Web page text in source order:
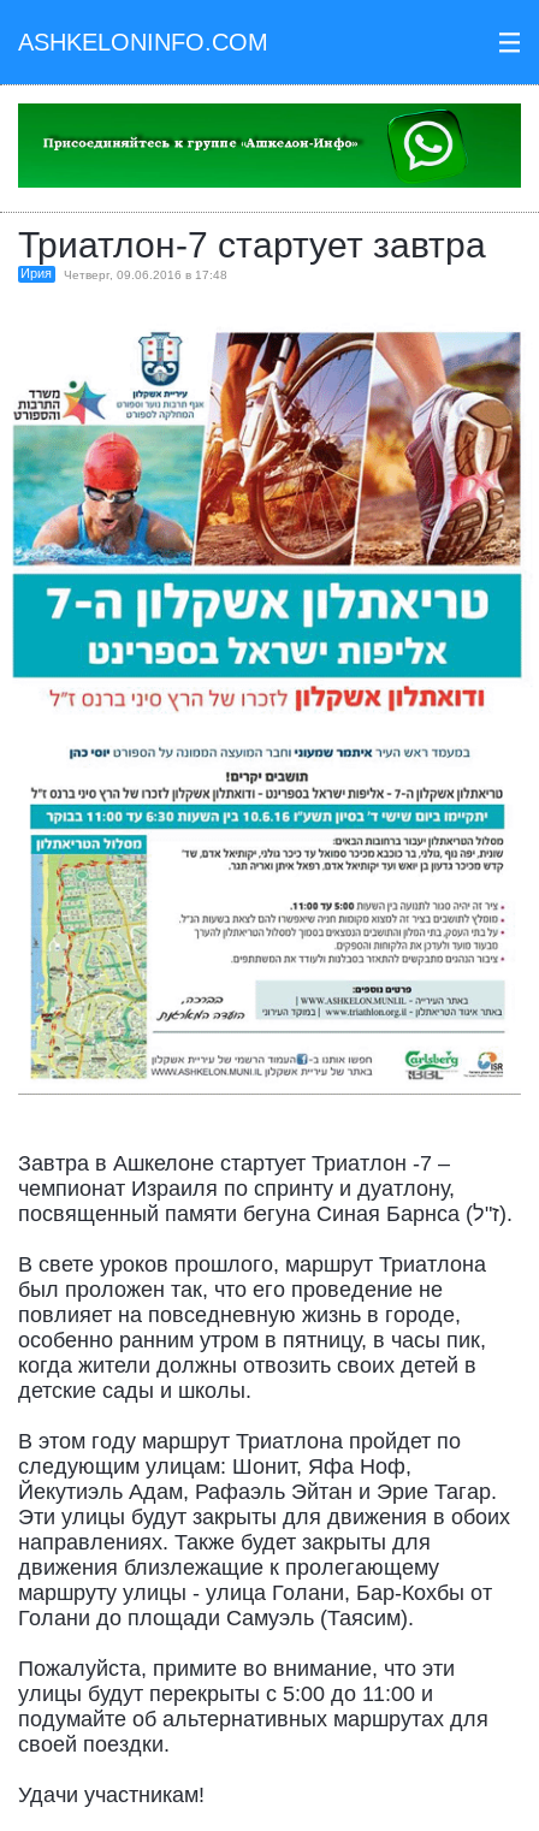
ASHKELONINFO.COM III
Триатлон-7 стартует завтра
Ирия Четверг, 09.06.2016 в 17:48
Завтра в Ашкелоне стартует Триатлон -7 –
чемпионат Израиля по спринту и дуатлону,
посвященный памяти бегуна Синая Барнса (ז"ל).
В свете уроков прошлого, маршрут Триатлона
был проложен так, что его проведение не
повлияет на повседневную жизнь в городе,
особенно ранним утром в пятницу, в часы пик,
когда жители должны отвозить своих детей в
детские сады и школы.
В этом году маршрут Триатлона пройдет по
следующим улицам: Шонит, Яфа Ноф,
Йекутиэль Адам, Рафаэль Эйтан и Эрие Тагар.
Эти улицы будут закрыты для движения в обоих
направлениях. Также будет закрыты для
движения близлежащие к пролегающему
маршруту улицы - улица Голани, Бар-Кохбы от
Голани до площади Самуэль (Таясим).
Пожалуйста, примите во внимание, что эти
улицы будут перекрыты с 5:00 до 11:00 и
подумайте об альтернативных маршрутах для
своей поездки.
Удачи участникам!